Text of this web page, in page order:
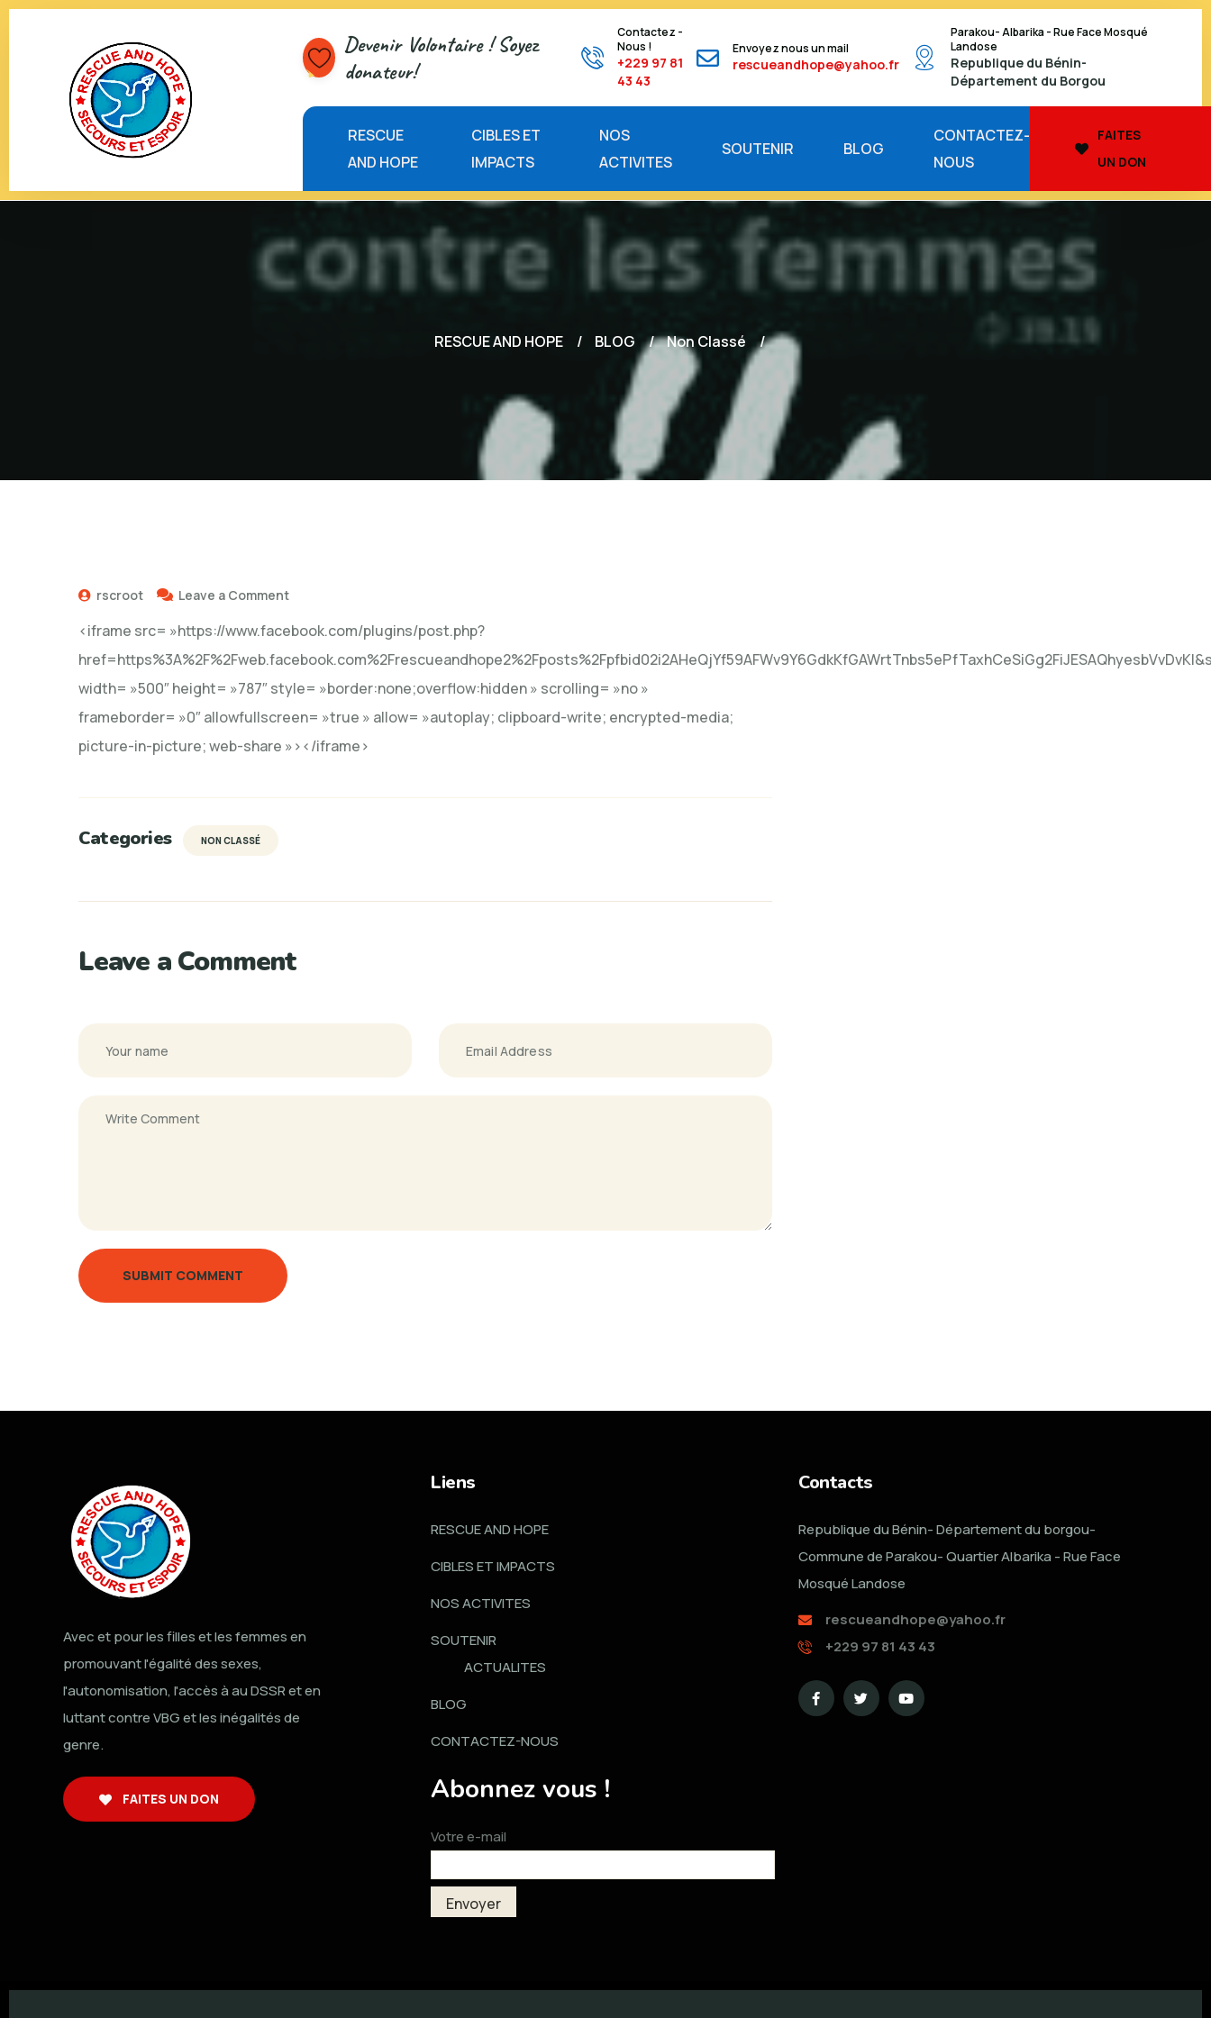
Devenir Volontaire ! Soyez
donateur!
Contactez -
Nous !
+229 97 81
43 43
Envoyez nous un mail
rescueandhope@yahoo.fr
Parakou- Albarika - Rue Face Mosqué
Landose
Republique du Bénin-
Département du Borgou
RESCUE
AND HOPE
CIBLES ET
IMPACTS
NOS
ACTIVITES
SOUTENIR BLOG
CONTACTEZ-
NOUS
FAITES
UN DON
RESCUE AND HOPE BLOG Non Classé
rscroot Leave a Comment
<iframe src= »https://www.facebook.com/plugins/post.php?
width= »500″ height= »787″ style= »border:none;overflow:hidden » scrolling= »no »
frameborder= »0″ allowfullscreen= »true » allow= »autoplay; clipboard-write; encrypted-media;
picture-in-picture; web-share »></iframe>
Categories NON CLASSÉ
Leave a Comment
SUBMIT COMMENT
Avec et pour les filles et les femmes en
promouvant l'égalité des sexes,
l'autonomisation, l'accès à au DSSR et en
luttant contre VBG et les inégalités de
genre.
FAITES UN DON
Liens
RESCUE AND HOPE
CIBLES ET IMPACTS
NOS ACTIVITES
SOUTENIR
ACTUALITES
BLOG
CONTACTEZ-NOUS
Abonnez vous !
Votre e-mail
Contacts
Republique du Bénin- Département du borgou-
Commune de Parakou- Quartier Albarika - Rue Face
Mosqué Landose
rescueandhope@yahoo.fr
+229 97 81 43 43